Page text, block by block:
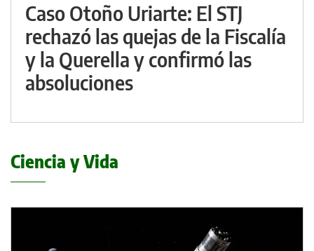
Caso Otoño Uriarte: El STJ
rechazó las quejas de la Fiscalía
y la Querella y confirmó las
absoluciones
Ciencia y Vida